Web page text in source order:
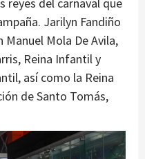
Jarilyn Fandiño
Manuel Mola De Avila,
Reina Infantil y
así como la Reina
de Santo Tomás,